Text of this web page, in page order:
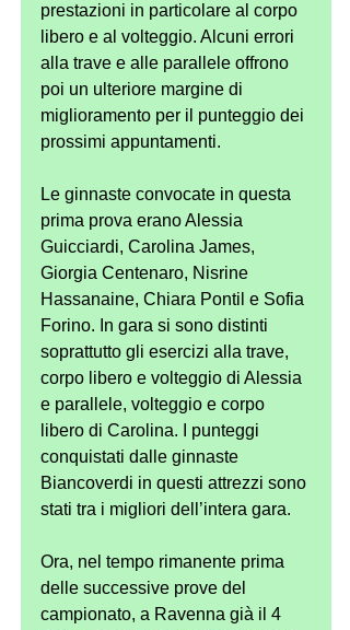
prestazioni in particolare al corpo
libero e al volteggio. Alcuni errori
alla trave e alle parallele offrono
poi un ulteriore margine di
miglioramento per il punteggio dei
prossimi appuntamenti.
Le ginnaste convocate in questa
prima prova erano Alessia
Guicciardi, Carolina James,
Giorgia Centenaro, Nisrine
Hassanaine, Chiara Pontil e Sofia
Forino. In gara si sono distinti
soprattutto gli esercizi alla trave,
corpo libero e volteggio di Alessia
e parallele, volteggio e corpo
libero di Carolina. I punteggi
conquistati dalle ginnaste
Biancoverdi in questi attrezzi sono
stati tra i migliori dell’intera gara.
Ora, nel tempo rimanente prima
delle successive prove del
campionato, a Ravenna già il 4